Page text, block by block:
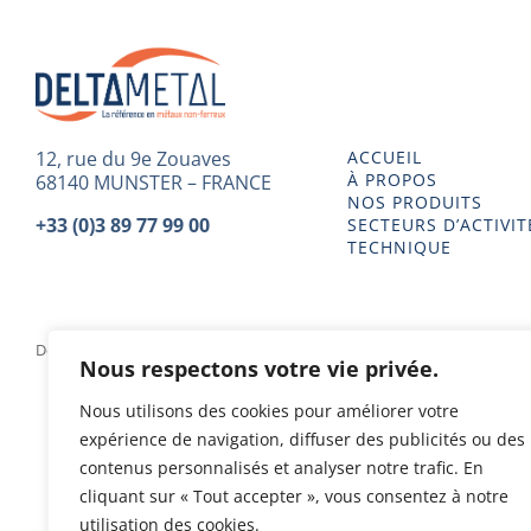
Nous respectons votre vie privée.
Nous utilisons des cookies pour améliorer votre
expérience de navigation, diffuser des publicités ou des
contenus personnalisés et analyser notre trafic. En
cliquant sur « Tout accepter », vous consentez à notre
utilisation des cookies.
12, rue du 9e Zouaves
68140 MUNSTER – FRANCE
+33 (0)3 89 77 99 00
ACCUEIL
À PROPOS
NOS PRODUITS
SECTEURS
TECHNIQUE
Delta Metal 2023 - Tous droits réservés - Conception & Design